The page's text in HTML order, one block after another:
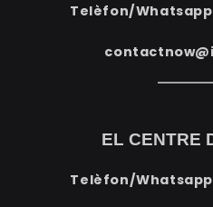
Telèfon/Whatsapp
EL CENTRE
Telèfon/Whatsapp